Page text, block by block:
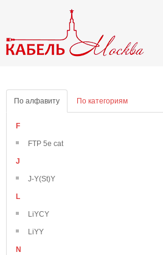
По алфавиту По категориям
F
FTP 5e cat
J
J-Y(St)Y
L
LiYCY
LiYY
N